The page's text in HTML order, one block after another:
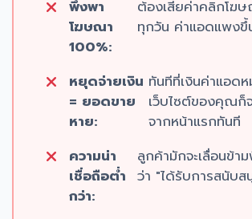
พึ่งพา
โฆษณา
100%:
ต้องเสียค่าคลิกโฆ
ทุกวัน ค่าแอดแพงขึ้
หยุดจ่ายเงิน
= ยอดขาย
หาย:
ทันทีที่เงินค่าแอด
เว็บไซต์ของคุณก็
จากหน้าแรกทันที
ความน่า
เชื่อถือต่ำ
กว่า:
ลูกค้ามักจะเลื่อนข้า
ว่า "ได้รับการสนับ